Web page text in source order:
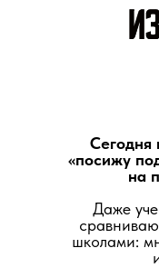
Сегодня
«посижу
на
Даже
школами: